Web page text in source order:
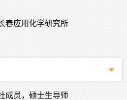
春应用化学研究所
成员，硕士生导师